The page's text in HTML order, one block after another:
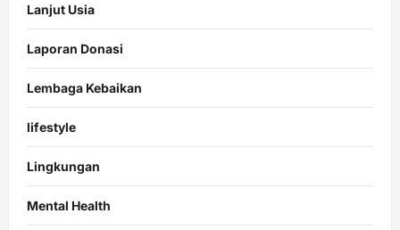
Lanjut Usia
Laporan Donasi
Lembaga Kebaikan
lifestyle
Lingkungan
Mental Health